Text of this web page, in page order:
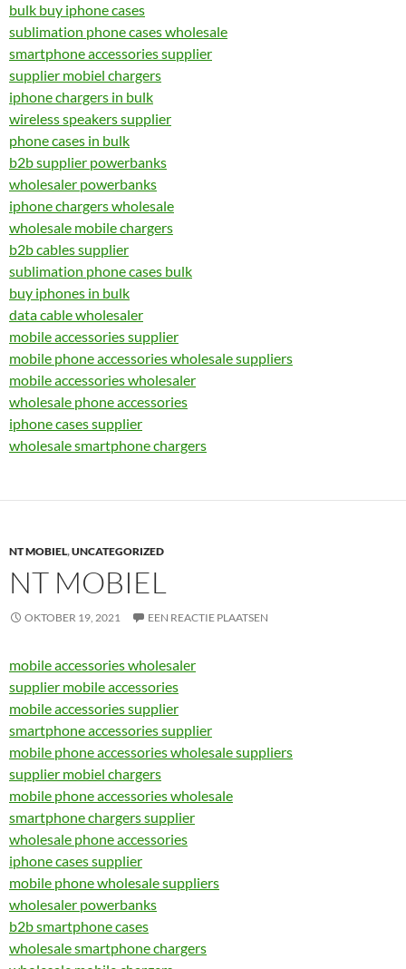
bulk buy iphone cases
sublimation phone cases wholesale
smartphone accessories supplier
supplier mobiel chargers
iphone chargers in bulk
wireless speakers supplier
phone cases in bulk
b2b supplier powerbanks
wholesaler powerbanks
iphone chargers wholesale
wholesale mobile chargers
b2b cables supplier
sublimation phone cases bulk
buy iphones in bulk
data cable wholesaler
mobile accessories supplier
mobile phone accessories wholesale suppliers
mobile accessories wholesaler
wholesale phone accessories
iphone cases supplier
wholesale smartphone chargers
NT MOBIEL,UNCATEGORIZED
NT MOBIEL
OKTOBER 19, 2021 EEN REACTIE PLAATSEN
mobile accessories wholesaler
supplier mobile accessories
mobile accessories supplier
smartphone accessories supplier
mobile phone accessories wholesale suppliers
supplier mobiel chargers
mobile phone accessories wholesale
smartphone chargers supplier
wholesale phone accessories
iphone cases supplier
mobile phone wholesale suppliers
wholesaler powerbanks
b2b smartphone cases
wholesale smartphone chargers